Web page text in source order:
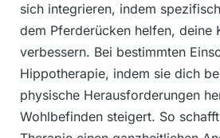
sich integrieren, indem
dem Pferderücken helfen, deine
verbessern. Bei bestimmten
Hippotherapie, indem sie dich
physische Herausforderungen
Wohlbefinden steigert. So